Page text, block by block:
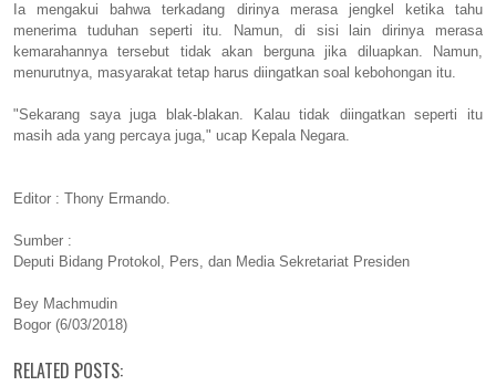
Ia mengakui bahwa terkadang dirinya merasa jengkel ketika tahu
menerima tuduhan seperti itu. Namun, di sisi lain dirinya merasa
kemarahannya tersebut tidak akan berguna jika diluapkan. Namun,
menurutnya, masyarakat tetap harus diingatkan soal kebohongan itu.
"Sekarang saya juga blak-blakan. Kalau tidak diingatkan seperti itu
masih ada yang percaya juga," ucap Kepala Negara.
Editor : Thony Ermando.
Sumber :
Deputi Bidang Protokol, Pers, dan Media Sekretariat Presiden
Bey Machmudin
Bogor (6/03/2018)
RELATED POSTS: